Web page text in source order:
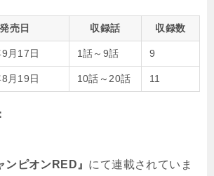
発売日 収録話 収録数
月17日 1話～9話 9
月19日 10話～20話 11
ピオンRED』 にて連載されていま